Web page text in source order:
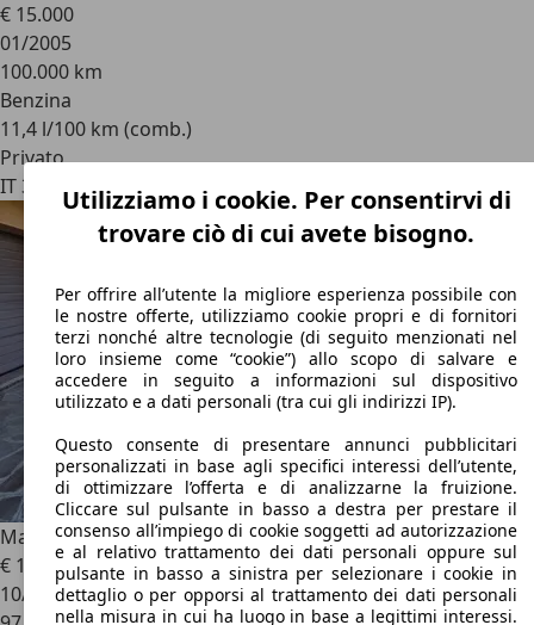
€ 15.000
01/2005
100.000 km
Benzina
11,4 l/100 km (comb.)
Privato
IT 36075Montecchio Maggiore
Mazda RX-8Originale
€ 13.950
10/2006
Utilizziamo i cookie. Per consentirvi di
trovare ciò di cui avete bisogno.
Per offrire all’utente la migliore esperienza possibile con
le nostre offerte, utilizziamo cookie propri e di fornitori
terzi nonché altre tecnologie (di seguito menzionati nel
loro insieme come “cookie”) allo scopo di salvare e
accedere in seguito a informazioni sul dispositivo
utilizzato e a dati personali (tra cui gli indirizzi IP).
Questo consente di presentare annunci pubblicitari
personalizzati in base agli specifici interessi dell’utente,
di ottimizzare l’offerta e di analizzarne la fruizione.
Cliccare sul pulsante in basso a destra per prestare il
consenso all’impiego di cookie soggetti ad autorizzazione
e al relativo trattamento dei dati personali oppure sul
pulsante in basso a sinistra per selezionare i cookie in
dettaglio o per opporsi al trattamento dei dati personali
nella misura in cui ha luogo in base a legittimi interessi.